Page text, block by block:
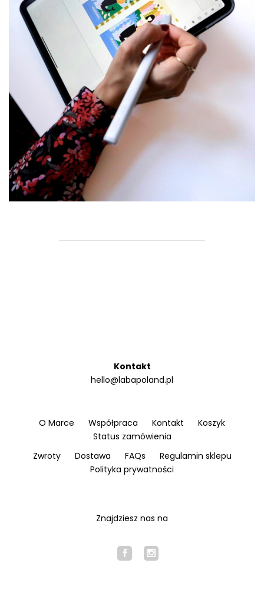
Kontakt
hello@labapoland.pl
O Marce Współpraca Kontakt
Koszyk
Status zamówienia
Zwroty
Dostawa FAQs
Regulamin sklepu
Polityka prywatności
Znajdziesz nas na